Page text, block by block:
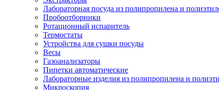
Лабораторная посуда из полипропилена и
Пробоотборники
Ротационный испаритель
Термостаты
Устройства для сушки посуды
Весы
Газоанализаторы
Пипетки автоматические
Лабораторные изделия из полипропилена и
Микроскопия